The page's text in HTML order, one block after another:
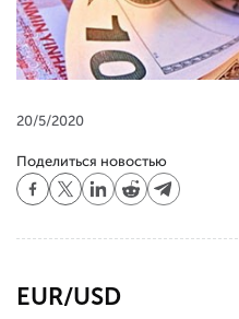
20/5/2020
Поделиться новостью
EUR/USD